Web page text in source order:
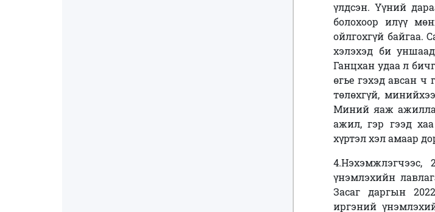
үлдсэн. Үүний
болохоор илүү
ойлгохгүй байгаа.
хэлэхэд би
Ганцхан удаа л
өгье гэхэд авсан ч
төлөхгүй,
Миний яаж
ажил, гэр гээд
хүртэл хэл амаар
4.Нэхэмжлэгчээс,
үнэмлэхийн
Засаг даргын
иргэний